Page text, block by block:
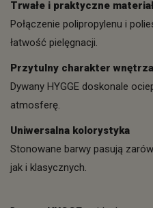
Trwałe i praktyczne
Połączenie polipropylenu i
łatwość pielęgnacji.
Przytulny charakter wnętrza
Dywany HYGGE doskonale
atmosferę.
Uniwersalna kolorystyka
Stonowane barwy pasują
jak i klasycznych.